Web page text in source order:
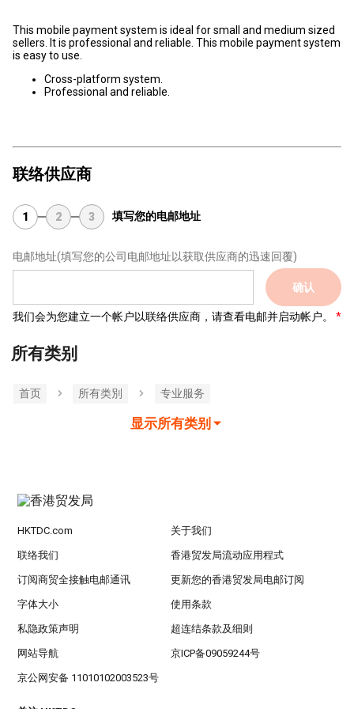
This mobile payment system is ideal for small and medium sized
sellers. It is professional and reliable. This mobile payment system
is easy to use.
Cross-platform system.
Professional and reliable.
联络供应商
1 2 3 填写您的电邮地址
电邮地址(填写您的公司电邮地址以获取供应商的迅速回覆)
确认
我们会为您建立一个帐户以联络供应商，请查看电邮并启动帐户。
所有类别
首页 所有类別 专业服务
显示所有类别
HKTDC.com 关于我们
联络我们 香港贸发局流动应用程式
订阅商贸全接触电邮通讯 更新您的香港贸发局电邮订阅
字体大小 使用条款
私隐政策声明 超连结条款及细则
网站导航 京ICP备09059244号
京公网安备 11010102003523号